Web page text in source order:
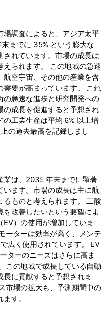
場調査によると、アジア太平
までに 35% という膨大な
されています。市場の成長は
えられます。 この地域の急速
航空宇宙、その他の産業を含
需要が高まっています。 これ
の急速な進歩と研究開発への
の成長を促進すると予想され
工業生産は平均 6% 以上増
の過去最高を記録しまし
業は、2035 年末までに顕著
います。市場の成長は主に航
るものと考えられます。 二酸
改善したいという要望によ
）の使用が増加していま
ーターは効率が高く、メンテ
広く使用されています。 EV
ターのニーズはさらに高ま
この地域で成長している自動
に貢献すると予想されま
市場の拡大も、予測期間中の
す。